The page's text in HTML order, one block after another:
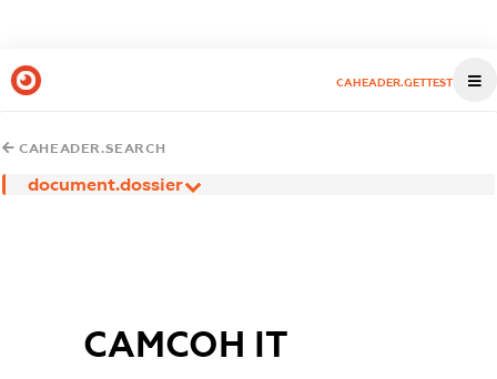
CAHEADER.GETTEST
CAHEADER.SEARCH
document.dossier
САМСОН ІТ